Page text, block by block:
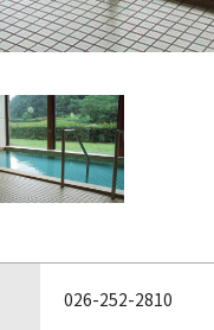
026-252-2810